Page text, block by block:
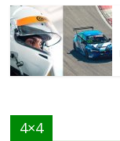
4×4